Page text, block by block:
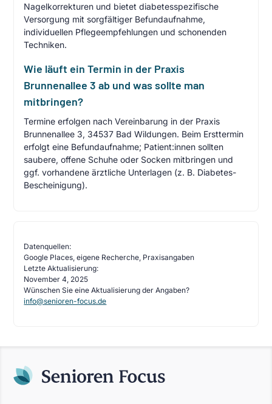
Nagelkorrekturen und bietet diabetesspezifische
Versorgung mit sorgfältiger Befundaufnahme,
individuellen Pflegeempfehlungen und schonenden
Techniken.
Wie läuft ein Termin in der Praxis
Brunnenallee 3 ab und was sollte man
mitbringen?
Termine erfolgen nach Vereinbarung in der Praxis
Brunnenallee 3, 34537 Bad Wildungen. Beim Ersttermin
erfolgt eine Befundaufnahme; Patient:innen sollten
saubere, offene Schuhe oder Socken mitbringen und
ggf. vorhandene ärztliche Unterlagen (z. B. Diabetes-
Bescheinigung).
Datenquellen:
Google Places, eigene Recherche, Praxisangaben
Letzte Aktualisierung:
November 4, 2025
Wünschen Sie eine Aktualisierung der Angaben?
info@senioren-focus.de